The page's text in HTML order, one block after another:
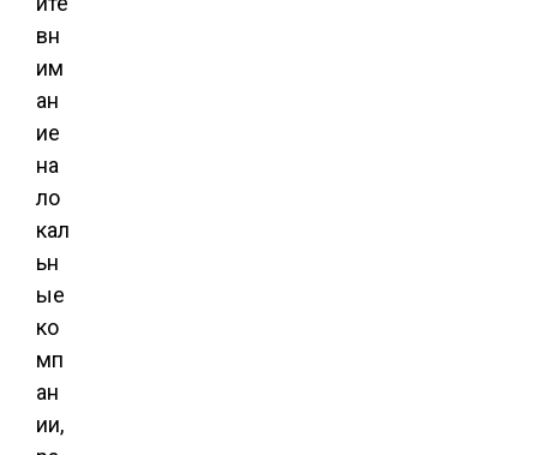
вн
им
ан
ие
на
ло
кал
ьн
ые
ко
мп
ан
ии,